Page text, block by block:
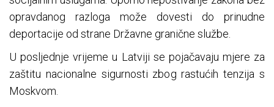
opravdanog razloga može dovesti do prinudne
deportacije od strane Državne granične službe.
U posljednje vrijeme u Latviji se pojačavaju mjere za
zaštitu nacionalne sigurnosti zbog rastućih tenzija s
Moskvom.